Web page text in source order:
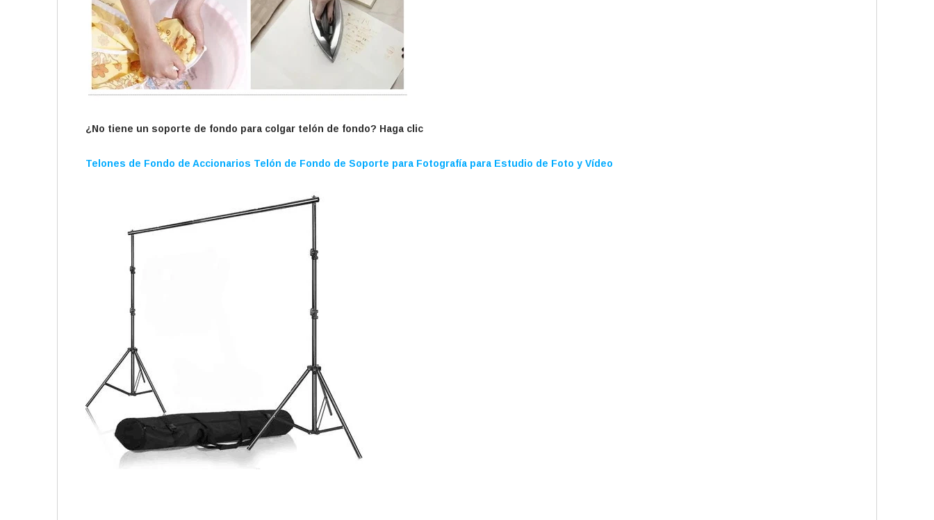
¿No tiene un soporte de fondo para colgar telón de fondo? Haga clic
Telones de Fondo de Accionarios Telón de Fondo de Soporte para Fotografía para Estudio de Foto y Vídeo